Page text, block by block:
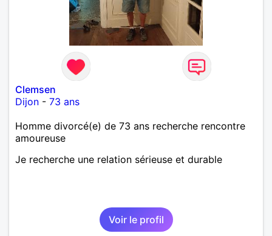
Clemsen
Dijon - 73 ans
Homme divorcé(e) de 73 ans recherche rencontre
amoureuse
Je recherche une relation sérieuse et durable
Voir le profil